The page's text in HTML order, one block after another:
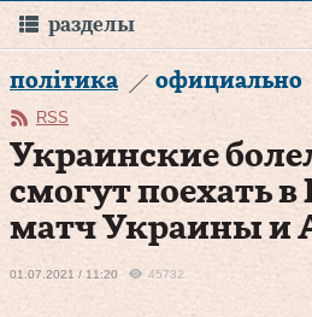
разделы
політика официально
RSS
Украинские
смогут поехать
матч Украины и
01.07.2021 / 11:20 45732